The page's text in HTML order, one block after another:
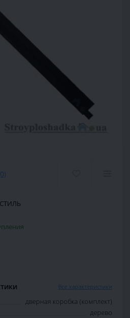
Все характеристики
дверная коробка (комплект)
дерево